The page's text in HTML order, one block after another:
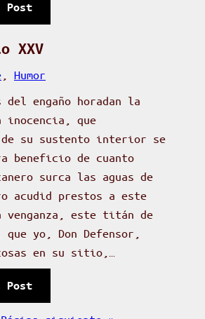
u
n
d
r
i
o
s
f
c
t
o
Post:
C
a
o
l
i
n
o
F
u
e
n
t
e
s
XXV
Humor
del engaño horadan la
inocencia, que
su sustento interior se
beneficio de cuanto
surca las aguas de
acudid prestos a este
venganza, este titán de
yo, Don Defensor,
en su sitio,…
Post:
S